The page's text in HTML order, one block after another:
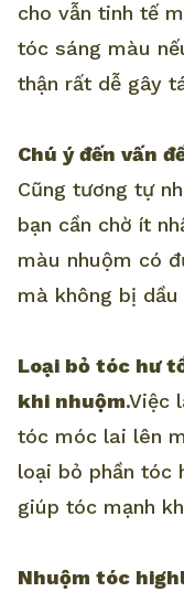
cho vẫn tinh tế
tóc sáng màu
thận rất dễ gây
Chú ý đến vấn
Cũng tương tự
bạn cần chờ ít
màu nhuộm có
mà không bị
Loại bỏ tóc hư
khi nhuộm.Việc
tóc móc lai lên
loại bỏ phần tóc
giúp tóc mạnh
Nhuộm tóc